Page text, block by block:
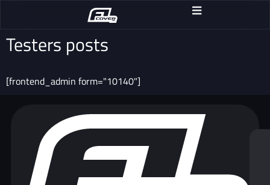
Testers posts
[frontend_admin form="10140"]